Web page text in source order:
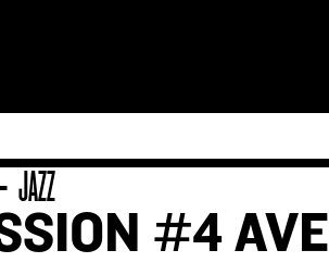
JAZZ
#4